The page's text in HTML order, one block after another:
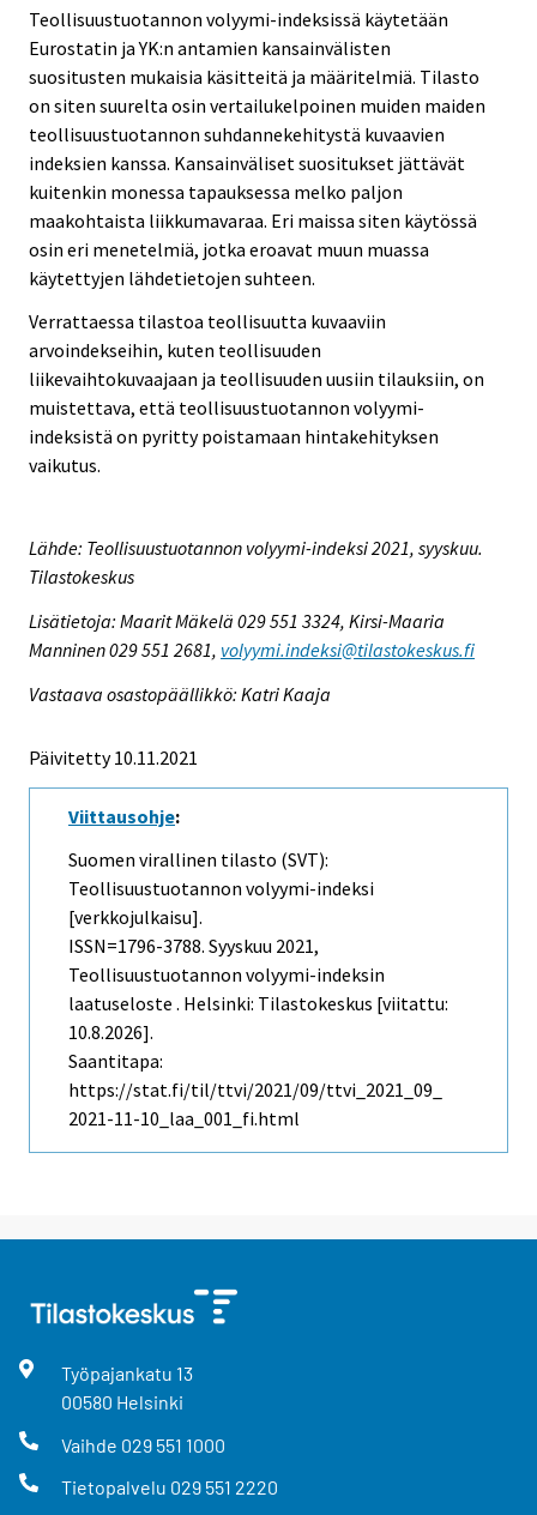
Teollisuustuotannon volyymi-indeksissä käytetään
Eurostatin ja YK:n antamien kansainvälisten
suositusten mukaisia käsitteitä ja määritelmiä. Tilasto
on siten suurelta osin vertailukelpoinen muiden maiden
teollisuustuotannon suhdannekehitystä kuvaavien
indeksien kanssa. Kansainväliset suositukset jättävät
kuitenkin monessa tapauksessa melko paljon
maakohtaista liikkumavaraa. Eri maissa siten käytössä
osin eri menetelmiä, jotka eroavat muun muassa
käytettyjen lähdetietojen suhteen.
Verrattaessa tilastoa teollisuutta kuvaaviin
arvoindekseihin, kuten teollisuuden
liikevaihtokuvaajaan ja teollisuuden uusiin tilauksiin, on
muistettava, että teollisuustuotannon volyymi-
indeksistä on pyritty poistamaan hintakehityksen
vaikutus.
Lähde: Teollisuustuotannon volyymi-indeksi 2021, syyskuu.
Tilastokeskus
Lisätietoja: Maarit Mäkelä 029 551 3324, Kirsi-Maaria
Manninen 029 551 2681, volyymi.indeksi@tilastokeskus.fi
Vastaava osastopäällikkö: Katri Kaaja
Päivitetty 10.11.2021
Viittausohje:
Suomen virallinen tilasto (SVT):
Teollisuustuotannon volyymi-indeksi
[verkkojulkaisu].
ISSN=1796-3788. Syyskuu 2021,
Teollisuustuotannon volyymi-indeksin
laatuseloste . Helsinki: Tilastokeskus [viitattu:
10.8.2026].
Saantitapa:
https://stat.fi/til/ttvi/2021/09/ttvi_2021_09_
2021-11-10_laa_001_fi.html
Työpajankatu 13
00580 Helsinki
Vaihde 029 551 1000
Tietopalvelu 029 551 2220